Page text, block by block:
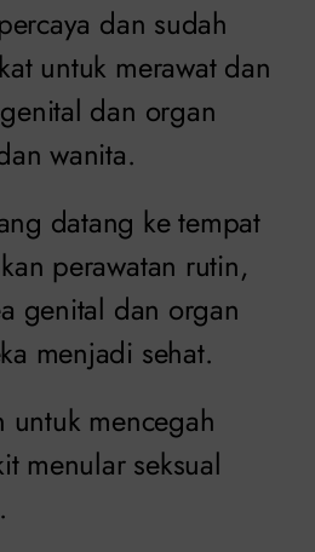
dan sudah
untuk merawat dan
dan organ
wanita.
datang ke tempat
perawatan rutin,
genital dan organ
menjadi sehat.
mencegah
menular seksual